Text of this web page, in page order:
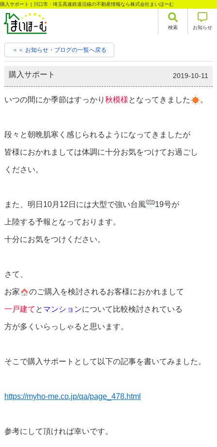
購入サポート | 川口市・埼玉高速鉄道沿線の不動産情報なら株式会社まいほーむ
検索 お知らせ
＜＜ お知らせ・ブログの一覧へ戻る
購入サポート 2019-10-11
いつの間にか季節はすっかり 秋模様となってきました 。
段々と朝晩肌寒く感じられるようになってきましたが
皆様におかれましては体調に十分お気をつけてお過ごし
ください。
また、明日10月12日には大型で強い台風 19号が
上陸する予報となっております。
十分にお気をつけください。
さて、
お家 のご購入を検討されるお客様におかれまして
一戸建て と マンションについて比較検討されている
方が多くいらっしゃると思います。
そこで購入サポートとして以下の記事を書いてみました。
https://myho-me.co.jp/qa/page_478.html
参考にして頂ければ幸いです。